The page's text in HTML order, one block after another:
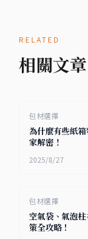
RELATED
相關文章
包材選擇
為什麼有些紙
家解密！
2025/8/27
包材選擇
空氣袋、氣泡
策全攻略！